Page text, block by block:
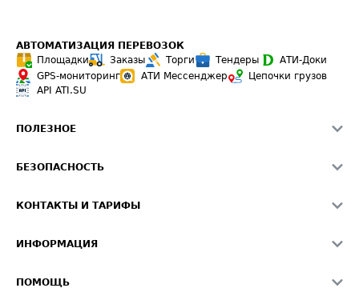
АВТОМАТИЗАЦИЯ ПЕРЕВОЗОК
Площадки
Заказы Торги Тендеры
АТИ-Доки
GPS-мониторинг
АТИ Мессенджер
Цепочки грузов
API ATI.SU
ПОЛЕЗНОЕ
Звезды ATI.SU на вашем сайте
Средние ставки
БЕЗОПАСНОСТЬ
Светофор+
О формировании Паспорта
КОНТАКТЫ И ТАРИФЫ
Реклама на сайте
ИНФОРМАЦИЯ
ПОМОЩЬ